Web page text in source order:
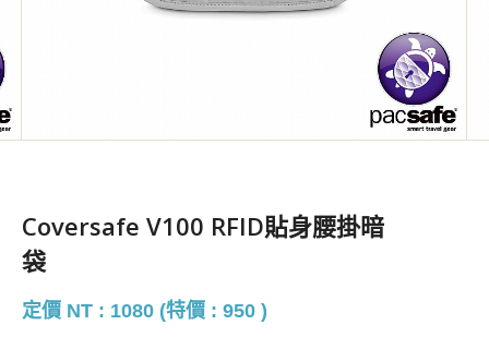
Coversafe V100 RFID貼身腰掛暗
袋
定價 NT : 1080 (特價 : 950 )